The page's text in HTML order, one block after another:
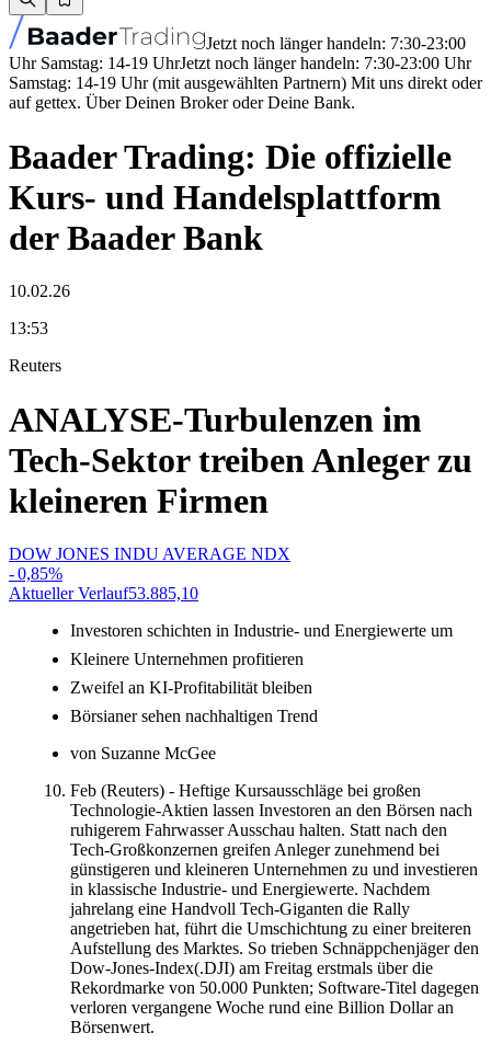
Jetzt noch länger handeln: 7:30-23:00
Uhr Samstag: 14-19 UhrJetzt noch länger handeln: 7:30-23:00 Uhr
Samstag: 14-19 Uhr (mit ausgewählten Partnern) Mit uns direkt oder
auf gettex. Über Deinen Broker oder Deine Bank.
Baader Trading: Die offizielle
Kurs- und Handelsplattform
der Baader Bank
10.02.26
13:53
Reuters
ANALYSE-Turbulenzen im
Tech-Sektor treiben Anleger zu
kleineren Firmen
DOW JONES INDU AVERAGE NDX
-0,85%
Aktueller Verlauf53.885,10
Investoren schichten in Industrie- und Energiewerte um
Kleinere Unternehmen profitieren
Zweifel an KI-Profitabilität bleiben
Börsianer sehen nachhaltigen Trend
von Suzanne McGee
Feb (Reuters) - Heftige Kursausschläge bei großen
Technologie-Aktien lassen Investoren an den Börsen nach
ruhigerem Fahrwasser Ausschau halten. Statt nach den
Tech-Großkonzernen greifen Anleger zunehmend bei
günstigeren und kleineren Unternehmen zu und investieren
in klassische Industrie- und Energiewerte. Nachdem
jahrelang eine Handvoll Tech-Giganten die Rally
angetrieben hat, führt die Umschichtung zu einer breiteren
Aufstellung des Marktes. So trieben Schnäppchenjäger den
Dow-Jones-Index(.DJI) am Freitag erstmals über die
Rekordmarke von 50.000 Punkten; Software-Titel dagegen
verloren vergangene Woche rund eine Billion Dollar an
Börsenwert.